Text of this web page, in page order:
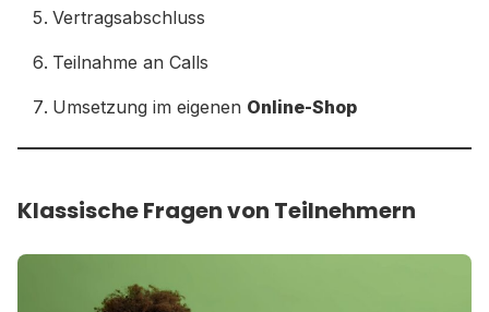
Vertragsabschluss
Teilnahme an Calls
Umsetzung im eigenen Online-Shop
Klassische Fragen von Teilnehmern